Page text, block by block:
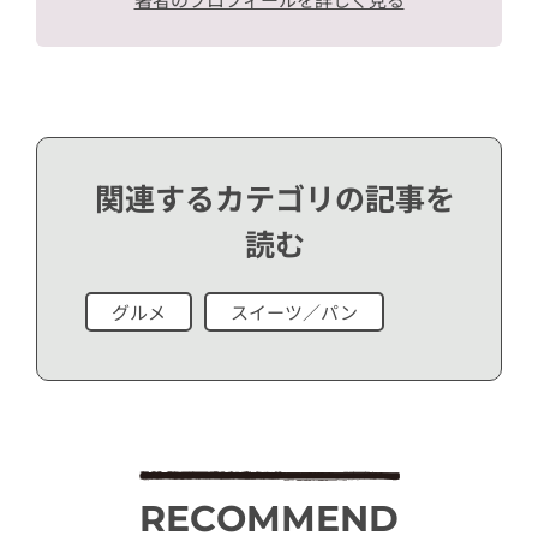
関連するカテゴリの記事を
読む
グルメ スイーツ／パン
RECOMMEND